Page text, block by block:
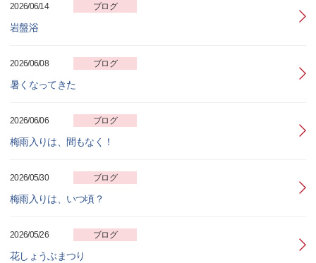
2026/06/14 ブログ
岩盤浴
2026/06/08 ブログ
暑くなってきた
2026/06/06 ブログ
梅雨入りは、間もなく！
2026/05/30 ブログ
梅雨入りは、いつ頃？
2026/05/26 ブログ
花しょうぶまつり